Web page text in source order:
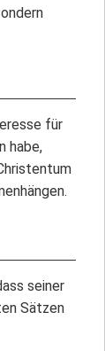
für
habe,
seiner
Sätzen